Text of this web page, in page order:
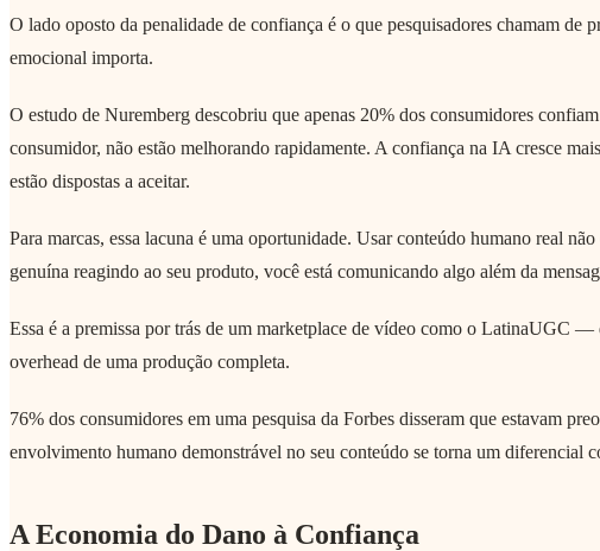
O lado oposto da penalidade de confiança é o que pesquisadores chamam
emocional importa.
O estudo de Nuremberg descobriu que apenas 20% dos consumidores
consumidor, não estão melhorando rapidamente. A confiança na IA cresce
estão dispostas a aceitar.
Para marcas, essa lacuna é uma oportunidade. Usar conteúdo humano real
genuína reagindo ao seu produto, você está comunicando algo além da
Essa é a premissa por trás de um marketplace de vídeo como o LatinaUGC —
overhead de uma produção completa.
76% dos consumidores em uma pesquisa da Forbes disseram que estavam
envolvimento humano demonstrável no seu conteúdo se torna um diferencial
A Economia do Dano à Confiança